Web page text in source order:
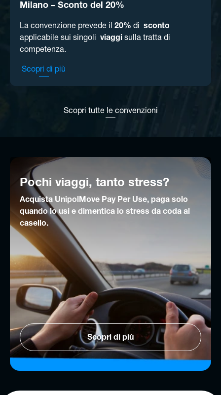
Milano – Sconto del 20%
La convenzione prevede il 20% di sconto
applicabile sui singoli viaggi sulla tratta di
competenza.
Scopri di più
Scopri tutte le convenzioni
Pochi viaggi, tanto stress?
Acquista UnipolMove Pay Per Use, paga solo
quando lo usi e dimentica lo stress da coda al
casello.
Scopri di più